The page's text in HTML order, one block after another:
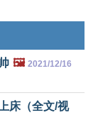
🖼️ 2021/12/16
床（全文/视